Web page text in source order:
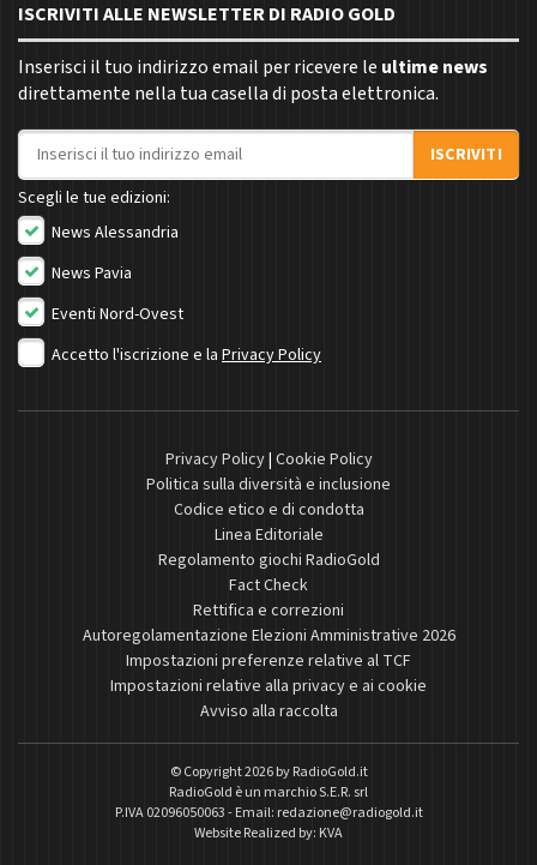
ISCRIVITI ALLE NEWSLETTER DI RADIO GOLD
Inserisci il tuo indirizzo email per ricevere le ultime news
direttamente nella tua casella di posta elettronica.
Indirizzo email
ISCRIVITI
Scegli le tue edizioni:
News Alessandria
News Pavia
Eventi Nord-Ovest
Accetto l'iscrizione e la Privacy Policy
Privacy Policy| Cookie Policy
Politica sulla diversità e inclusione
Codice etico e di condotta
Linea Editoriale
Regolamento giochi RadioGold
Fact Check
Rettifica e correzioni
Autoregolamentazione Elezioni Amministrative 2026
Impostazioni preferenze relative al TCF
Impostazioni relative alla privacy e ai cookie
Avviso alla raccolta
© Copyright 2026 byRadioGold.it
RadioGold è un marchio S.E.R. srl
P.IVA 02096050063 - Email: redazione@radiogold.it
Website Realized by: KVA